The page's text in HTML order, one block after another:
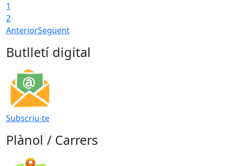
1
2
AnteriorSegüent
Butlletí digital
Subscriu-te
Plànol / Carrers